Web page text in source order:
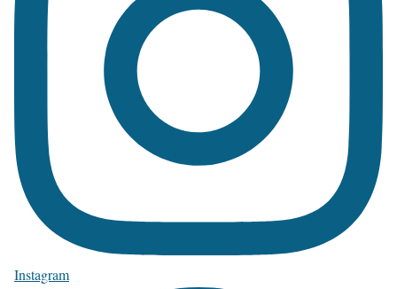
Instagram